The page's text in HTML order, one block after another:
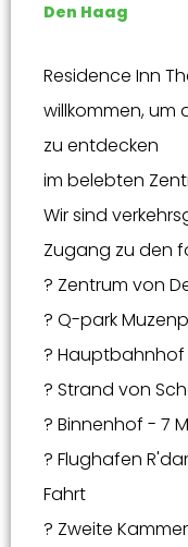
Den Haag
Residence Inn
willkommen, um
zu entdecken
im belebten
Wir sind
Zugang zu den
? Zentrum von
? Q-park
? Hauptbahnhof
? Strand von
? Binnenhof - 7
? Flughafen
Fahrt
? Zweite